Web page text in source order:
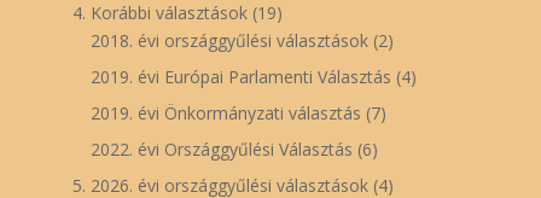
4. Korábbi választások(19)
2018. évi országgyűlési választások(2)
2019. évi Európai Parlamenti Választás (4)
2019. évi Önkormányzati választás (7)
2022. évi Országgyűlési Választás (6)
5. 2026. évi országgyűlési választások(4)